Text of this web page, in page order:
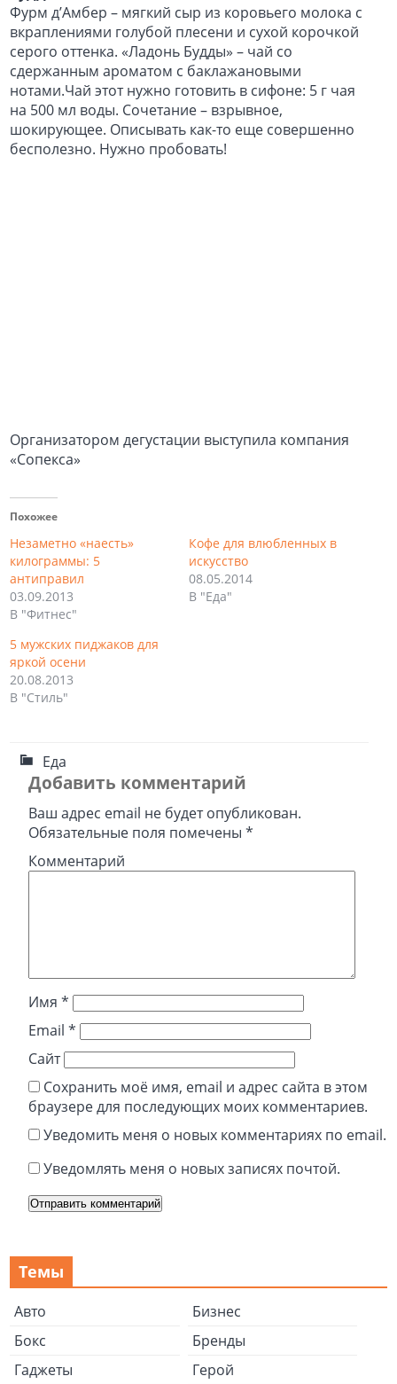
Фурм д’Амбер – мягкий сыр из коровьего молока с
вкраплениями голубой плесени и сухой корочкой
серого оттенка. «Ладонь Будды» – чай со
сдержанным ароматом с баклажановыми
нотами.Чай этот нужно готовить в сифоне: 5 г чая
на 500 мл воды. Сочетание – взрывное,
шокирующее. Описывать как-то еще совершенно
бесполезно. Нужно пробовать!
Организатором дегустации выступила компания
«Сопекса»
Похожее
Незаметно «наесть»
килограммы: 5
антиправил
03.09.2013
В "Фитнес"
Кофе для влюбленных в
искусство
08.05.2014
В "Еда"
5 мужских пиджаков для
яркой осени
20.08.2013
В "Стиль"
Еда
Добавить комментарий
Ваш адрес email не будет опубликован.
Обязательные поля помечены*
Комментарий
Имя*
Email*
Сайт
Сохранить моё имя, email и адрес сайта в этом
браузере для последующих моих комментариев.
Уведомить меня о новых комментариях по email.
Уведомлять меня о новых записях почтой.
Темы
Авто
Бизнес
Бокс
Бренды
Гаджеты
Герой